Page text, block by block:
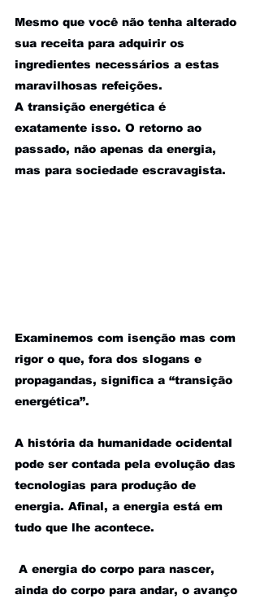
Mesmo que você não tenha alterado
sua receita para adquirir os
ingredientes necessários a estas
maravilhosas refeições.
A transição energética é
exatamente isso. O retorno ao
passado, não apenas da energia,
mas para sociedade escravagista.
Examinemos com isenção mas com
rigor o que, fora dos slogans e
propagandas, significa a “transição
energética”.
A história da humanidade ocidental
pode ser contada pela evolução das
tecnologias para produção de
energia. Afinal, a energia está em
tudo que lhe acontece.
ainda do corpo para andar, o avanço